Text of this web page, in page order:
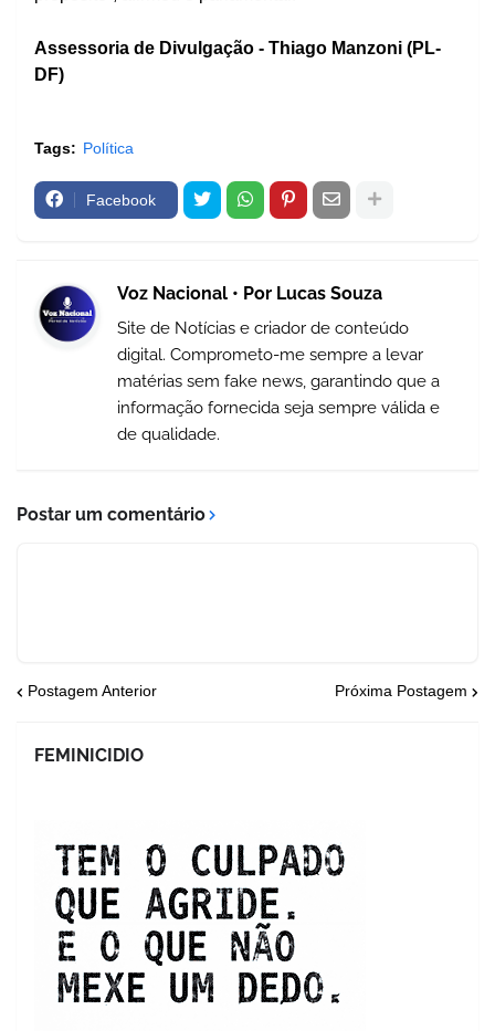
Assessoria de Divulgação - Thiago Manzoni (PL-
DF)
Tags: Política
Facebook
Voz Nacional • Por Lucas Souza
Site de Notícias e criador de conteúdo
digital. Comprometo-me sempre a levar
matérias sem fake news, garantindo que a
informação fornecida seja sempre válida e
de qualidade.
Postar um comentário
Postagem Anterior Próxima Postagem
FEMINICIDIO